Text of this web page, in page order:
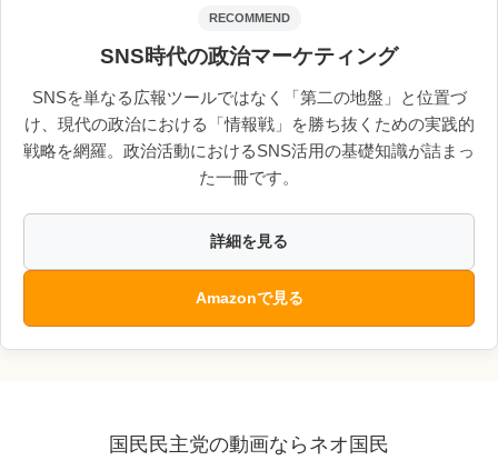
RECOMMEND
SNS時代の政治マーケティング
SNSを単なる広報ツールではなく「第二の地盤」と位置づ
け、現代の政治における「情報戦」を勝ち抜くための実践的
戦略を網羅。政治活動におけるSNS活用の基礎知識が詰まっ
た一冊です。
詳細を見る
Amazonで見る
国民民主党の動画ならネオ国民